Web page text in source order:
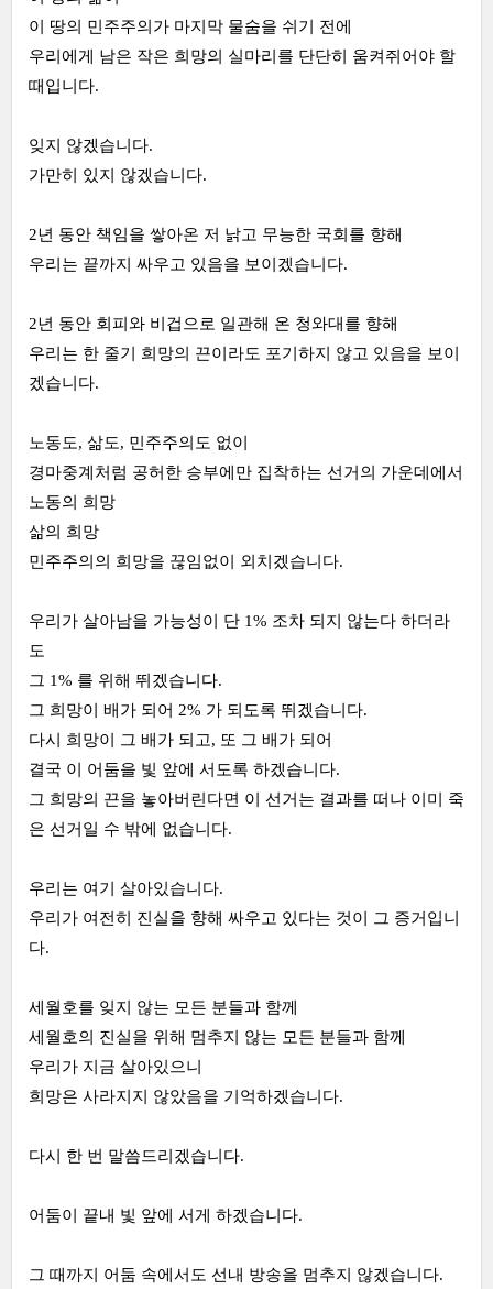
이 땅의 민주주의가 마지막 물숨을 쉬기 전에
우리에게 남은 작은 희망의 실마리를 단단히 움켜쥐어야 할
때입니다.
잊지 않겠습니다.
가만히 있지 않겠습니다.
2년 동안 책임을 쌓아온 저 낡고 무능한 국회를 향해
우리는 끝까지 싸우고 있음을 보이겠습니다.
2년 동안 회피와 비겁으로 일관해 온 청와대를 향해
우리는 한 줄기 희망의 끈이라도 포기하지 않고 있음을 보이
겠습니다.
노동도, 삶도, 민주주의도 없이
경마중계처럼 공허한 승부에만 집착하는 선거의 가운데에서
노동의 희망
삶의 희망
민주주의의 희망을 끊임없이 외치겠습니다.
우리가 살아남을 가능성이 단 1% 조차 되지 않는다 하더라
도
그 1% 를 위해 뛰겠습니다.
그 희망이 배가 되어 2% 가 되도록 뛰겠습니다.
다시 희망이 그 배가 되고, 또 그 배가 되어
결국 이 어둠을 빛 앞에 서도록 하겠습니다.
그 희망의 끈을 놓아버린다면 이 선거는 결과를 떠나 이미 죽
은 선거일 수 밖에 없습니다.
우리는 여기 살아있습니다.
우리가 여전히 진실을 향해 싸우고 있다는 것이 그 증거입니
다.
세월호를 잊지 않는 모든 분들과 함께
세월호의 진실을 위해 멈추지 않는 모든 분들과 함께
우리가 지금 살아있으니
희망은 사라지지 않았음을 기억하겠습니다.
다시 한 번 말씀드리겠습니다.
어둠이 끝내 빛 앞에 서게 하겠습니다.
그 때까지 어둠 속에서도 선내 방송을 멈추지 않겠습니다.